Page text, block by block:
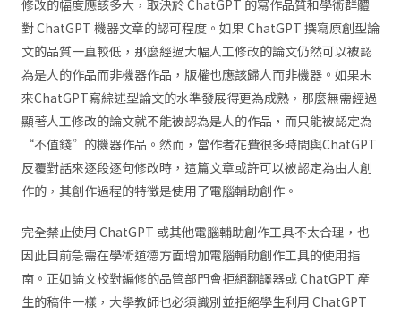
修改的幅度應該多大，取決於 ChatGPT 的寫作品質和學術群體
對 ChatGPT 機器文章的認可程度。如果 ChatGPT 撰寫原創型論
文的品質一直較低，那麼經過大幅人工修改的論文仍然可以被認
為是人的作品而非機器作品，版權也應該歸人而非機器。如果未
來ChatGPT寫綜述型論文的水準發展得更為成熟，那麼無需經過
顯著人工修改的論文就不能被認為是人的作品，而只能被認定為
“不值錢”的機器作品。然而，當作者花費很多時間與ChatGPT
反覆對話來逐段逐句修改時，這篇文章或許可以被認定為由人創
作的，其創作過程的特徵是使用了電腦輔助創作。
完全禁止使用 ChatGPT 或其他電腦輔助創作工具不太合理，也
因此目前急需在學術道德方面增加電腦輔助創作工具的使用指
南。正如論文校對編修的品管部門會拒絕翻譯器或 ChatGPT 產
生的稿件一樣，大學教師也必須識別並拒絕學生利用 ChatGPT